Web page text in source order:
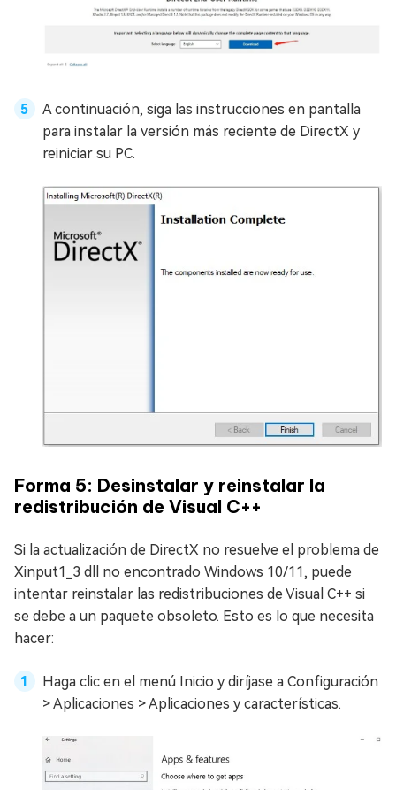
A continuación, siga las instrucciones en pantalla
para instalar la versión más reciente de DirectX y
reiniciar su PC.
Forma 5: Desinstalar y reinstalar la
redistribución de Visual C++
Si la actualización de DirectX no resuelve el problema de
Xinput1_3 dll no encontrado Windows 10/11, puede
intentar reinstalar las redistribuciones de Visual C++ si
se debe a un paquete obsoleto. Esto es lo que necesita
hacer:
Haga clic en el menú Inicio y diríjase a Configuración
> Aplicaciones > Aplicaciones y características.